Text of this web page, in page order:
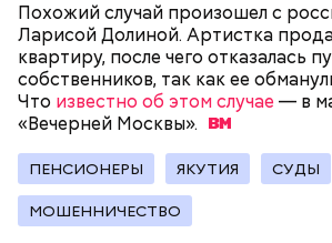
Похожий случай произошел с
Ларисой Долиной. Артистка
квартиру, после чего отказалась
собственников, так как ее
Что известно об этом случае — в
«Вечерней Москвы».
ПЕНСИОНЕРЫ ЯКУТИЯ СУДЫ
МОШЕННИЧЕСТВО
В Международный день холостяка
без пары видятся со своими
вечеринки, играют в видеоигры и
наслаждаясь свободой и
это возможно, ведь может быть и
они уже не будут холостяками.
Ингредиенты: